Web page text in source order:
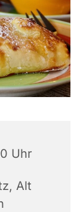
Uhr
Alt